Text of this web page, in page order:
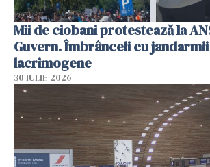
Mii de ciobani protestează la
Guvern. Îmbrânceli cu
lacrimogene
30 IULIE 2026